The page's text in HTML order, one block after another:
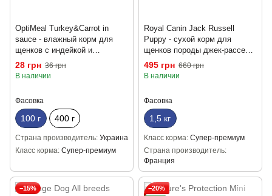
OptiMeal Turkey&Carrot in
sauce - влажный корм для
щенков с индейкой и
морковью 100 г
28 грн 36 грн
В наличии
Фасовка
100 г 400 г
Страна производитель Украина
Класс корма Супер-премиум
Royal Canin Jack Russell
Puppy - сухой корм для
щенков породы джек-рассел
терьер 1,5 кг
495 грн 660 грн
В наличии
Фасовка
1,5 кг
Класс корма Супер-премиум
Страна производитель
Франция
−15% −20%